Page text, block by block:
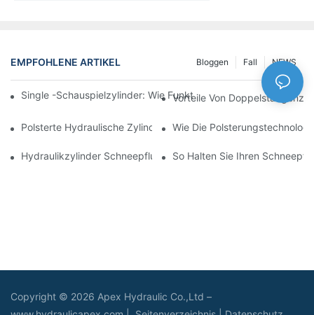
EMPFOHLENE ARTIKEL NEWS
Fall
Bloggen
Single -Schauspielzylinder: Wie Funktioniert Es & Gemeinsame
Vorteile Von
Polsterte Hydraulische Zylinder: Verringerung Der Auswirkung
Wie Die
Hydraulikzylinder Schneepflug: Schlüsselmerkmale Für Harte
So Halten Sie Ihren
Copyright © 2026 Apex Hydraulic Co.,Ltd –